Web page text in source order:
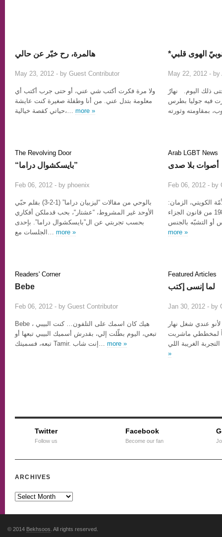
هالمرة، رح خبّر عن حالي
May 23, 2012 - by Guest Contributor
ولا مرة فكرت أكتب شي عني، أو حتى جرب أكتب أي
معلومة بتدل عني. من أنا وطفلة صغيرة كنت عايشة
حياتي كقصة خيالية،… more »
الهوى قلبي
May 22, 2012 - by
ذلك اليوم. نهارٌ
فيه جوليا بطرس
The Revolving Door
“بايسكشوال دراما”
Feb 06, 2012 - by phoenix
بالوحي من مقالات “ليزبيان دراما” (1-2-3) بقلم حبّي
الأوحد غير المشروط، “عشتار“، بحب قدملكن أفكاري
بحسب تجربتي عن ال”بايسكشوال دراما”. بإحدى
الجلسات مع… more »
Arab LGBT News
أصوات بلا صدى
Feb 06, 2012 - by
الكويتي، الزمان:
مجلس ٢٠٠٦ وبعد تعديل المادة 198 من قانون الجزاء
more »
Readers' Corner
Bebe
Feb 06, 2012 - by Guest Contributor
Bebe ، هيك كان اسمك على التلفون… كنت البيبي
تبعي، اليوم بطّلت إلي، بقدرش أسميك البيبي تبعها أو
تبعه، فسميتك Tamir. إنت شاب… more »
Featured Articles
لما إنسى إكتب
Jan 30, 2012 - by
لأنو عندي شغل نهار
لمخططي ماشربت
»
Twitter
Follow us
Facebook
Become our fan
ARCHIVES
© 2014 Bekhsoos . All rights reserved.